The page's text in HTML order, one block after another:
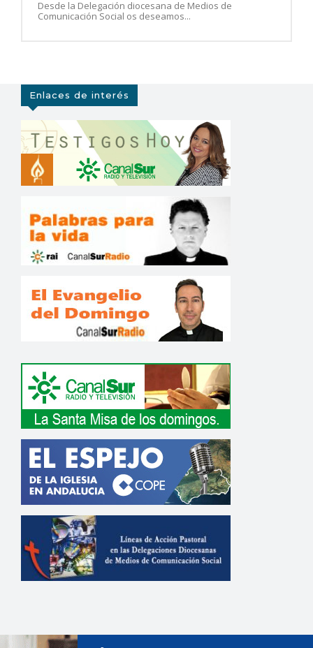
Desde la Delegación diocesana de Medios de
Comunicación Social os deseamos...
Enlaces de interés